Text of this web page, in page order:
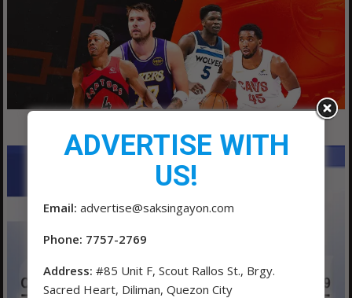
ADVERTISE WITH
US!
Email: advertise@saksingayon.com
Phone: 7757-2769
Address: #85 Unit F, Scout Rallos St., Brgy.
Sacred Heart, Diliman, Quezon City